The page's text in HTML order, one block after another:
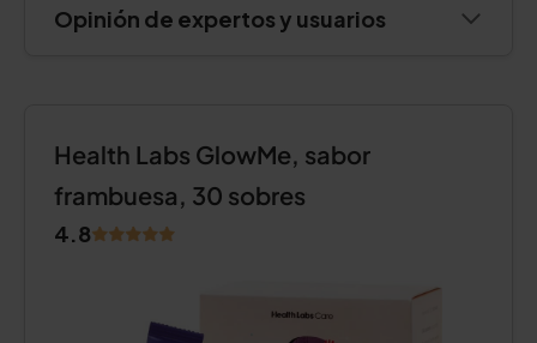
Opinión de expertos y usuarios
Health Labs GlowMe, sabor
frambuesa, 30 sobres
4.8